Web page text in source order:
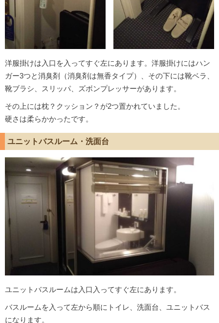
洋服掛けは入口を入ってすぐ左にあります。洋服掛けにはハン
ガー3つと消臭剤（消臭剤は無香タイプ）、その下には靴ベラ、
靴ブラシ、スリッパ、ズボンプレッサーがあります。
その上には枕？クッション？が2つ置かれていました。
硬さは柔らかかったです。
ユニットバスルーム・洗面台
ユニットバスルームは入口入ってすぐ左にあります。
バスルームを入って左から順にトイレ、洗面台、ユニットバス
になります。